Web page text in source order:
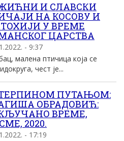
И СЛАВСКИ
НА КОСОВУ И
У ВРЕМЕ
ЦАРСТВА
- 9:37
малена птичица која се
чест је...
ПУТАЊОМ:
ОБРАДОВИЋ:
ВРЕМЕ,
2020.
- 17:19